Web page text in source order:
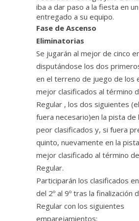
iba a dar paso a la fiesta en
entregado a su equipo.
Fase de Ascenso
Eliminatorias
Se jugarán al mejor de cinco
disputándose los dos
en el terreno de juego de los
mejor clasificados al término
Regular , los dos siguientes
fuera necesario)en la pista de
peor clasificados y, si fuera
quinto, nuevamente en la
mejor clasificado al término
Regular.
Participarán los clasificados
del 2º al 9º tras la finalización
Regular con los siguientes
emparejamientos: